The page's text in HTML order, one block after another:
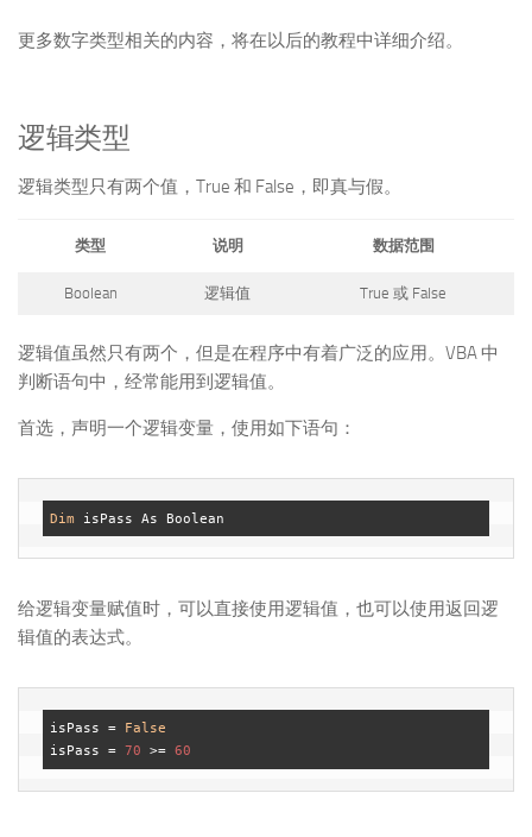
更多数字类型相关的内容，将在以后的教程中详细介绍。
逻辑类型
逻辑类型只有两个值，True 和 False，即真与假。
类型 说明 数据范围
Boolean 逻辑值 True 或 False
逻辑值虽然只有两个，但是在程序中有着广泛的应用。VBA 中
判断语句中，经常能用到逻辑值。
首选，声明一个逻辑变量，使用如下语句：
Dim
给逻辑变量赋值时，可以直接使用逻辑值，也可以使用返回逻
辑值的表达式。
isPass = False
isPass = 70 >= 60